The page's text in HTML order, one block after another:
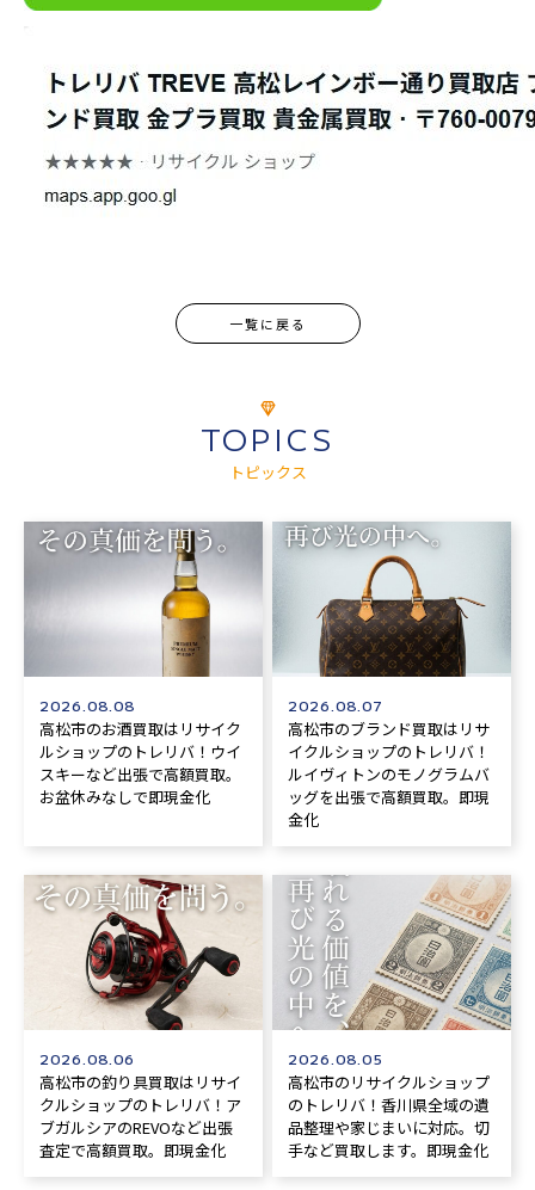
一覧に戻る
TOPICS
トピックス
2026.08.08
高松市のお酒買取はリサイク
ルショップのトレリバ！ウイ
スキーなど出張で高額買取。
お盆休みなしで即現金化
2026.08.07
高松市のブランド買取はリサ
イクルショップのトレリバ！
ルイヴィトンのモノグラムバ
ッグを出張で高額買取。即現
金化
2026.08.06
高松市の釣り具買取はリサイ
クルショップのトレリバ！ア
ブガルシアのREVOなど出張
査定で高額買取。即現金化
2026.08.05
高松市のリサイクルショップ
のトレリバ！香川県全域の遺
品整理や家じまいに対応。切
手など買取します。即現金化